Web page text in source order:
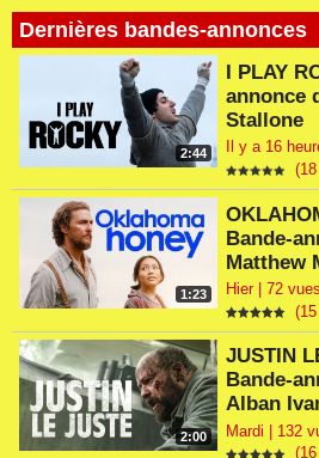
Dernières bandes-annonces
2:44
I PLAY
annonce
Stallone
Il y a 16
1:23
Bande-
Matthew
Hier | 72 vues
2:00
JUSTIN
Bande-
Alban
Mardi | 132